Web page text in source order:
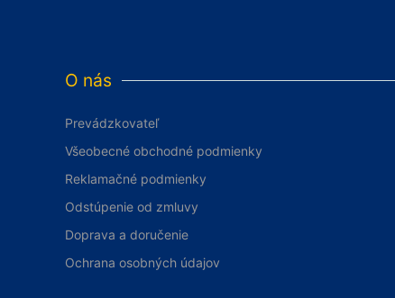
O nás
Prevádzkovateľ
Všeobecné obchodné podmienky
Reklamačné podmienky
Odstúpenie od zmluvy
Doprava a doručenie
Ochrana osobných údajov